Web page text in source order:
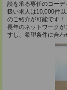
談を承る専任のコー
扱い求人は10,000件
のご紹介が可能です！
長年のネットワークが
すし、希望条件に合わ